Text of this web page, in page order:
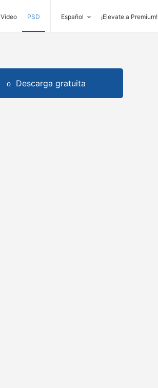
Vídeo PSD Español ¡Elevate a Premium!
Descarga gratuita